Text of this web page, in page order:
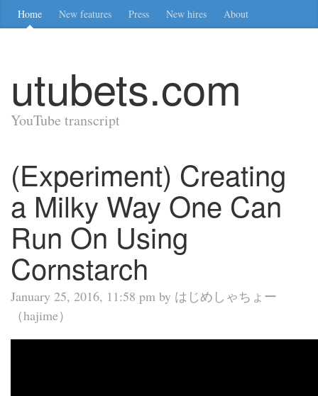
Home New features Press New hires About
utubets.com
YouTube transcript
(Experiment) Creating
a Milky Way One Can
Run On Using
Cornstarch
January 25, 2016, 11:58 pm by はじめしゃちょー
（hajime）